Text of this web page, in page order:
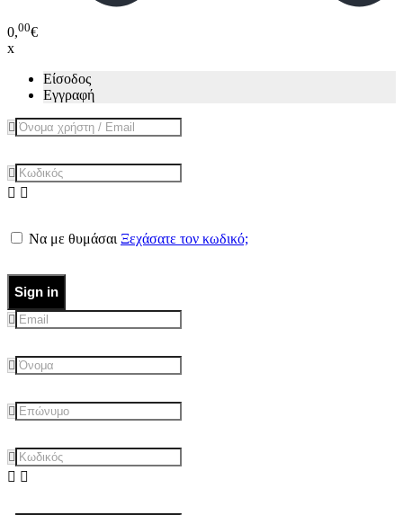
0,00€
x
Είσοδος
Εγγραφή
Να με θυμάσαι Ξεχάσατε τον κωδικό;
Sign in